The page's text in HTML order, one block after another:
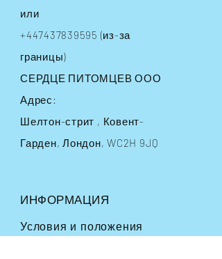
или
+447437839595 (из-за
границы)
СЕРДЦЕ ПИТОМЦЕВ ООО
Адрес:
Шелтон-стрит , Ковент-
Гарден, Лондон, WC2H 9JQ
ИНФОРМАЦИЯ
Условия и положения